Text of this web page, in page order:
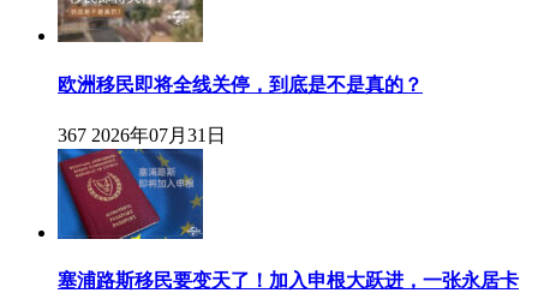
欧洲移民即将全线关停，到底是不是真的？
367 2026年07月31日
塞浦路斯移民要变天了！加入申根大跃进，一张永居卡